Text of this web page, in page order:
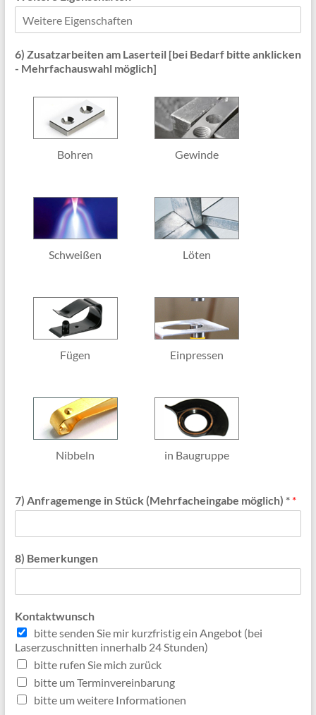
6) Zusatzarbeiten am Laserteil [bei Bedarf bitte anklicken
- Mehrfachauswahl möglich]
Bohren Gewinde
Schweißen Löten
Fügen Einpressen
Nibbeln in Baugruppe
7) Anfragemenge in Stück (Mehrfacheingabe möglich) * *
8) Bemerkungen
Kontaktwunsch
bitte senden Sie mir kurzfristig ein Angebot (bei
Laserzuschnitten innerhalb 24 Stunden)
bitte rufen Sie mich zurück
bitte um Terminvereinbarung
bitte um weitere Informationen